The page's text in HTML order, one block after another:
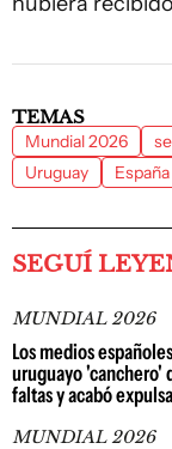
TEMAS
Mundial 2026
Uruguay
España
SEGUÍ
MUNDIAL 2026
Los medios
uruguayo 'canchero'
faltas y acabó
MUNDIAL 2026